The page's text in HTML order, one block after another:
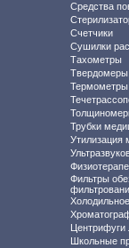
Средства
Счетчики
Сушилки
Тахометры
Термометры
Трубки
Утилизация
Фильтры
Центрифуги
Школьные